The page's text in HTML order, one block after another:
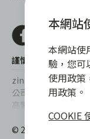
謹慎衡量自身財務狀
zingala銀角零卡/仲
公司合作，更不會要
高警覺，勿受騙上當！
提醒您，消費前請
百分率區間為
© 2022 仲信資融股
本網站
本網站使
驗，您可
使用政策
用政策。
COOKIE